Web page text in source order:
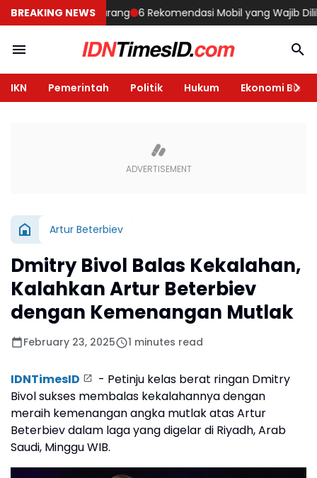
BREAKING NEWS
di Semarang 6 Rekomendasi Mobil yang Wajib Dilihat
IKN Pemerintah Politik Hukum Ekonomi Bisnis
Artur Beterbiev
Dmitry Bivol Balas Kekalahan,
Kalahkan Artur Beterbiev
dengan Kemenangan Mutlak
February 23, 2025 1 minutes read
IDNTimesID
- Petinju kelas berat ringan Dmitry
Bivol sukses membalas kekalahannya dengan
meraih kemenangan angka mutlak atas Artur
Beterbiev dalam laga yang digelar di Riyadh, Arab
Saudi, Minggu WIB.